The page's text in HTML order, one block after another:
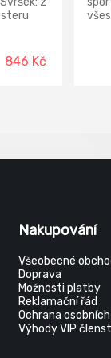
846 Kč
Nakupování
Všeobecné
Doprava
Možnosti platby
Reklamační řád
Ochrana
Výhody VIP